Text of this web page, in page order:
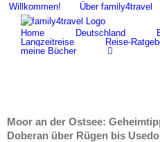
Zum
springen
Willkommen! Über family4travel
Suche
nach:
Home Deutschland
Langzeitreise
Reise-
meine Bücher
Moor an der Ostsee:
Doberan über Rügen bis